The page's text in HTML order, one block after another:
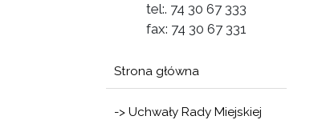
tel:. 74 30 67 333
fax: 74 30 67 331
Strona główna
-> Uchwały Rady Miejskiej